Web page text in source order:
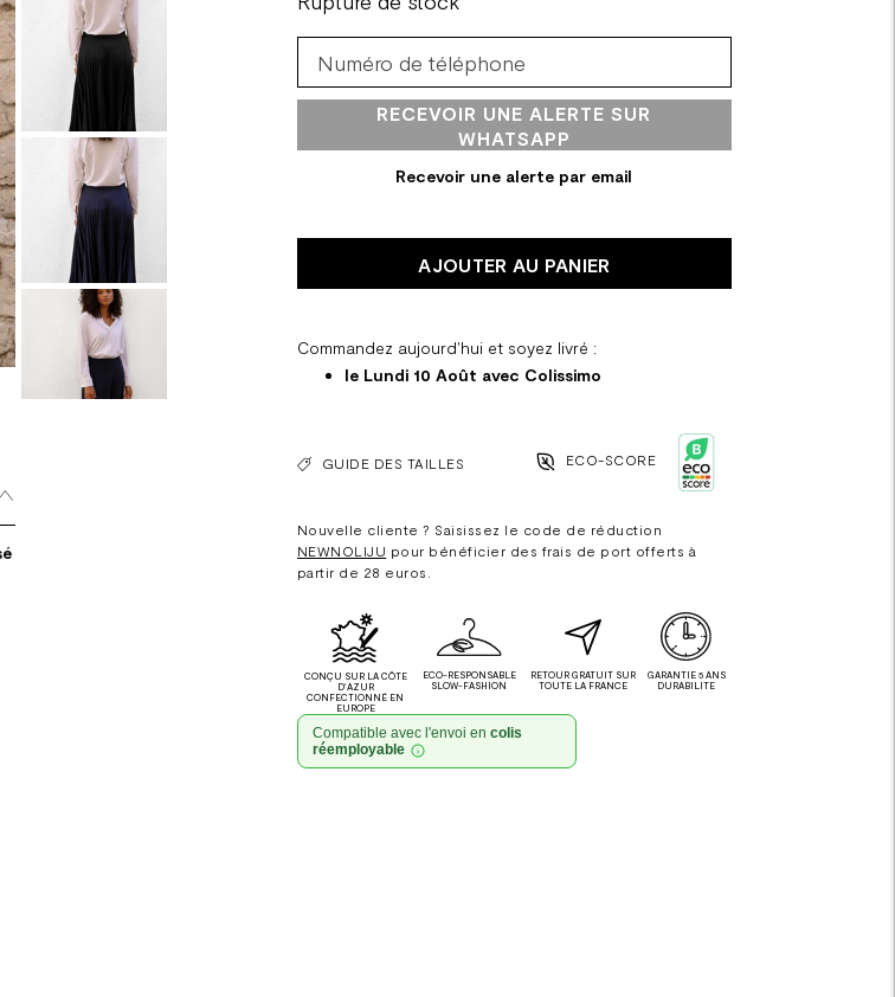
RECEVOIR UNE ALERTE SUR
WHATSAPP
Recevoir une alerte par email
AJOUTER AU PANIER
Commandez aujourd'hui et soyez livré :
le Lundi 10 Août avec Colissimo
GUIDE DES TAILLES ECO-SCORE
Nouvelle cliente ? Saisissez le code de réduction
NEWNOLIJU pour bénéficier des frais de port offerts à
partir de 28 euros.
CONÇU SUR LA CÔTE
D'AZUR
CONFECTIONNÉ EN
EUROPE
ECO-RESPONSABLE
SLOW-FASHION
RETOUR GRATUIT SUR
TOUTE LA FRANCE
GARANTIE 5 ANS
DURABILITE
Compatible avec l'envoi en colis
réemployable